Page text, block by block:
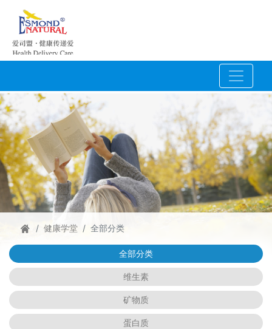
健康学堂 全部分类
全部分类
维生素
矿物质
蛋白质